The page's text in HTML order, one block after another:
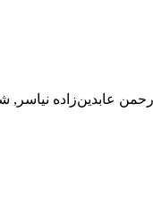
عابدین‌زاده